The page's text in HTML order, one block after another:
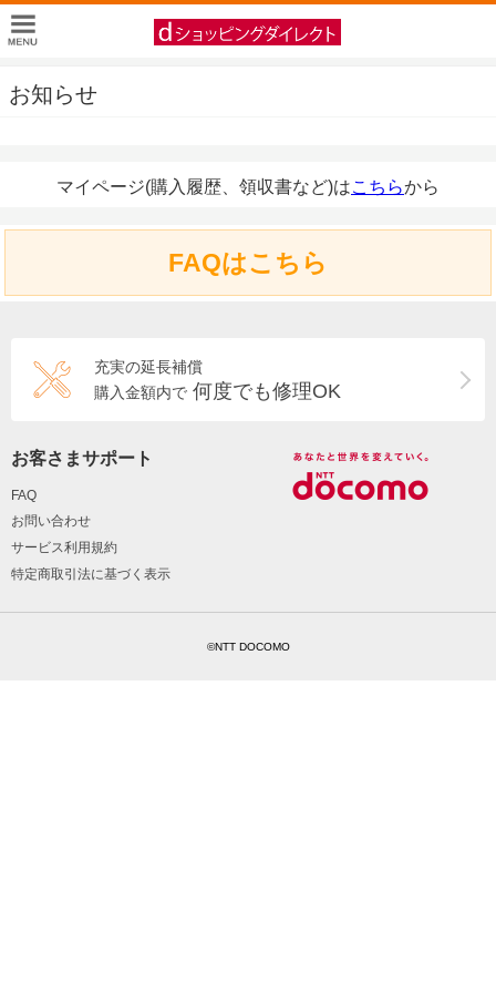
お知らせ
マイページ(購入履歴、領収書など)はこちらから
FAQはこちら
充実の延長補償
購入金額内で 何度でも修理OK
お客さまサポート
FAQ
お問い合わせ
サービス利用規約
特定商取引法に基づく表示
©NTT DOCOMO